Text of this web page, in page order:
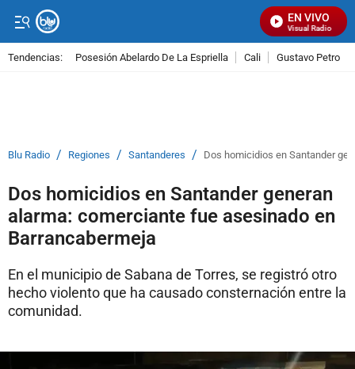
EN VIVO
Señal Visual Radio
Tendencias: Posesión Abelardo De La Espriella Cali Gustavo Petro
Blu Radio / Regiones / Santanderes / Dos homicidios en Santander
Dos homicidios en Santander generan
alarma: comerciante fue asesinado en
Barrancabermeja
En el municipio de Sabana de Torres, se registró otro
hecho violento que ha causado consternación entre la
comunidad.